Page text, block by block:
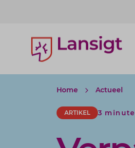
Lansigt Accountants
Home Actueel
ARTIKEL 3